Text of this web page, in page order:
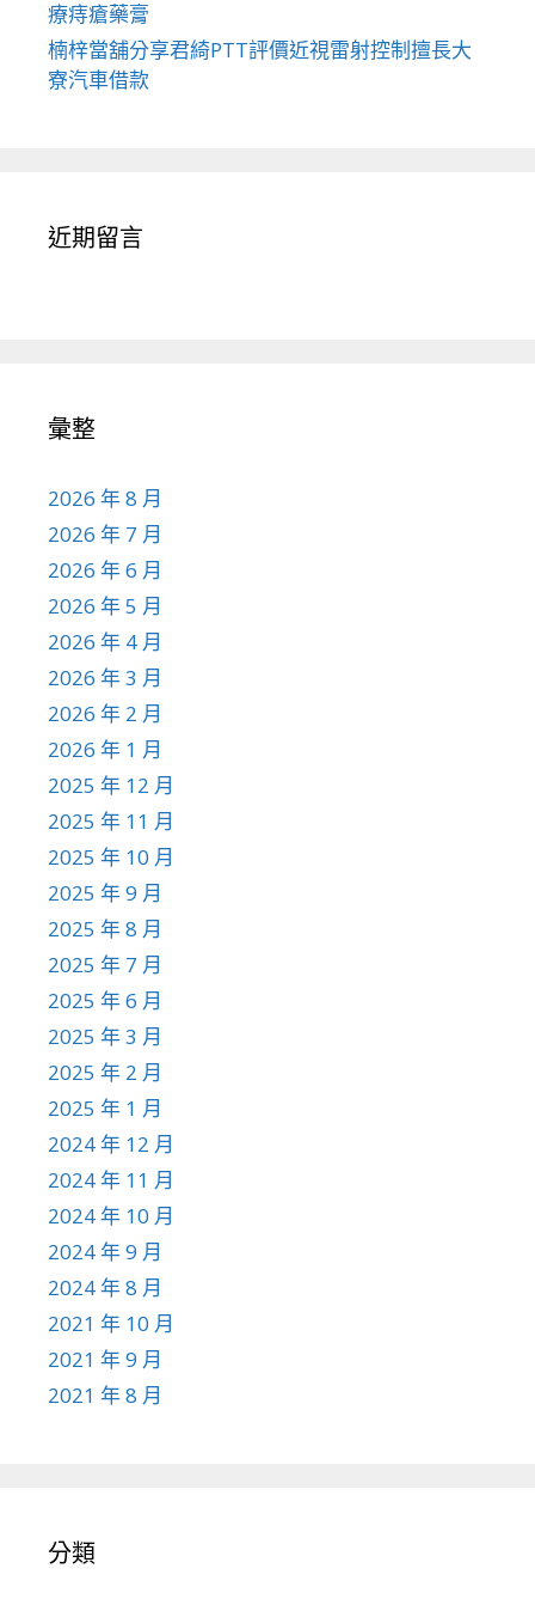
療痔瘡藥膏
楠梓當舖分享君綺PTT評價近視雷射控制擅長大
寮汽車借款
近期留言
彙整
2026 年 8 月
2026 年 7 月
2026 年 6 月
2026 年 5 月
2026 年 4 月
2026 年 3 月
2026 年 2 月
2026 年 1 月
2025 年 12 月
2025 年 11 月
2025 年 10 月
2025 年 9 月
2025 年 8 月
2025 年 7 月
2025 年 6 月
2025 年 3 月
2025 年 2 月
2025 年 1 月
2024 年 12 月
2024 年 11 月
2024 年 10 月
2024 年 9 月
2024 年 8 月
2021 年 10 月
2021 年 9 月
2021 年 8 月
分類